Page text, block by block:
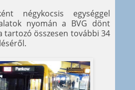
négykocsis egységgel
nyomán a BVG dönt
tartozó összesen további 34